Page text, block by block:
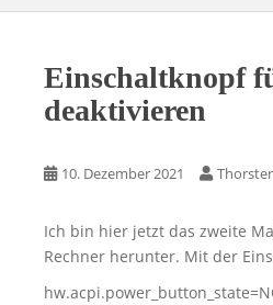
Einschaltknopf
deaktivieren
10. Dezember 2021
Ich bin hier jetzt das zweite
Rechner herunter. Mit der